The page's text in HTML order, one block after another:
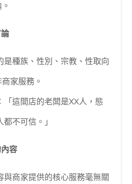
是種族、性別、宗教、性取向
家服務。
「這間店的老闆是XX人，態
不可信。」
容
與商家提供的核心服務毫無關